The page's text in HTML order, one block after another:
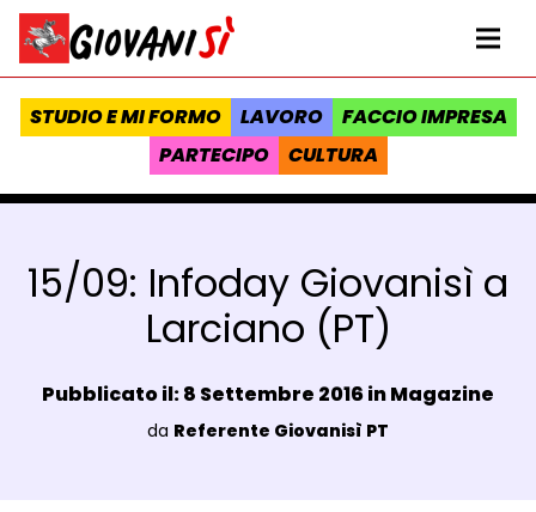
Vai al contenuto
Homepage Giovanisì - Progetto della Regione Toscana
STUDIO E MI FORMO LAVORO
FACCIO IMPRESA
PARTECIPO
CULTURA
15/09: Infoday Giovanisì a
Larciano (PT)
Data e ora:
Pubblicato il: 8 Settembre 2016 inMagazine
Luogo:
da Referente Giovanisì PT